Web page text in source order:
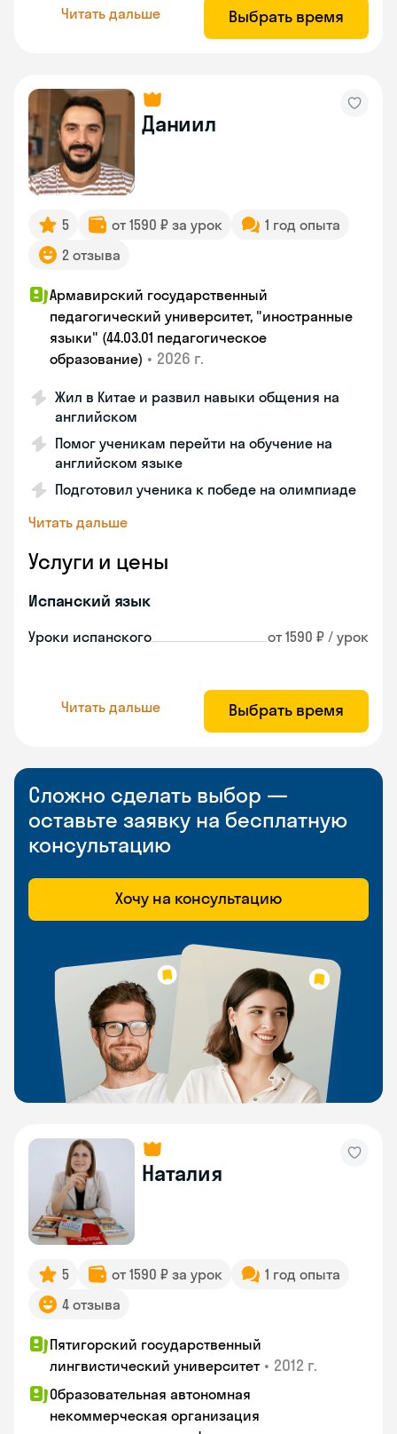
Читать дальше Выбрать время
Даниил
5 от 1590 ₽ за урок
1 год опыта
2 отзыва
Армавирский государственный
педагогический университет, "иностранные
языки" (44.03.01 педагогическое
образование) • 2026 г.
Жил в Китае и развил навыки общения на
английском
Помог ученикам перейти на обучение на
английском языке
Подготовил ученика к победе на олимпиаде
Читать дальше
Услуги и цены
Испанский язык
Уроки испанского от 1590 ₽ / урок
Читать дальше Выбрать время
Сложно сделать выбор —
оставьте заявку на бесплатную
консультацию
Хочу на консультацию
Наталия
5 от 1590 ₽ за урок
1 год опыта
4 отзыва
Пятигорский государственный
лингвистический университет • 2012 г.
Образовательная автономная
некоммерческая организация